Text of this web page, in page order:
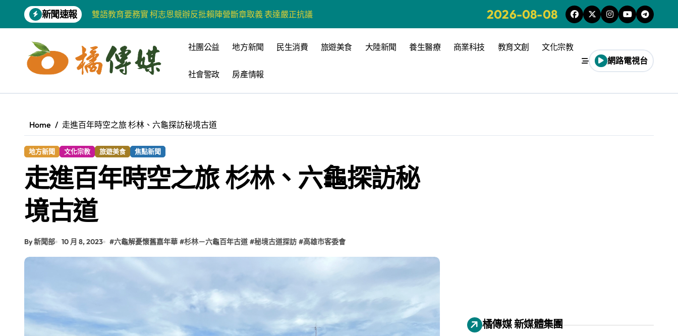
content
新聞速報
雙語教育要務實 柯志恩競辦反批賴陣營斷章取義 表達嚴正抗議
【第十四屆海峽青年薈】兩岸青年福州體驗水上運動
柯志恩競選網站正式上線 打造數位選戰新平台 公開五大亮點
兩岸青年齊聚福州共話農文旅融合發展
爭取原住民選票 柯志恩提原民5大政策 打造城鄉共好高雄
雅安 天府之肺裡的安逸密碼 一座被時光偏愛的巴適小城
港都文藝學會首辦蓮池潭文學營 支持高雄文學再出發
高科大機電系與日本愛媛大學跨校合作 並感謝世豐螺絲捐助獎學金
《讀者》8月號新聞焦點 【錦瑟】
【第十四屆海峽青年薈】青春交流聚同心 攜手融合共奮進
2026-08-08
社團公益 地方新聞 民生消費 旅遊美食 大陸新聞 養生醫療 商業科技 教育文創 文化宗教
社會警政 房產情報
網路電視台
Home 走進百年時空之旅 杉林、六龜探訪秘境古道
地方新聞 文化宗教 旅遊美食 焦點新聞
走進百年時空之旅 杉林、六龜探訪秘
境古道
By 新聞部 10 月 8, 2023 #六龜解憂懷舊嘉年華 #杉林－六龜百年古道 #秘境古道探訪 #高雄市客委會
橘傳媒 新媒體集團